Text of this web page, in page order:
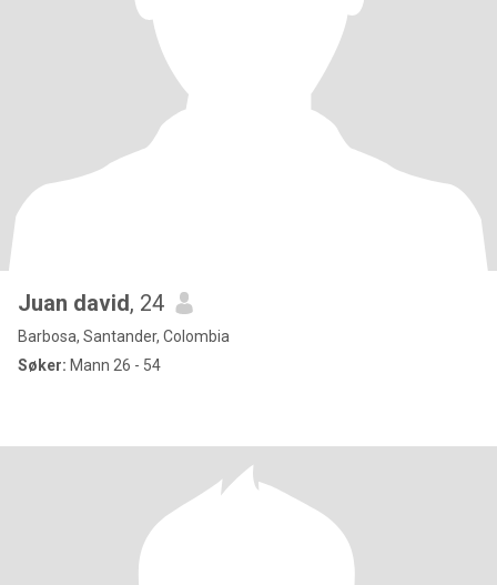
Juan david, 24
Barbosa, Santander, Colombia
Søker: Mann 26 - 54